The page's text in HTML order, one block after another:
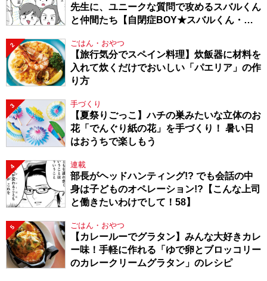
先生に、ユニークな質問で攻めるスバルくん
と仲間たち【自閉症BOY★スバルくん・
2 ごはん・おやつ
【旅行気分でスペイン料理】炊飯器に材料を
入れて炊くだけでおいしい「パエリア」の作
り方
3 手づくり
【夏祭りごっこ】ハチの巣みたいな立体のお
花「でんぐり紙の花」を手づくり！ 暑い日
はおうちで楽しもう
4 連載
部長がヘッドハンティング!? でも会話の中
身は子どものオペレーション!?【こんな上司
と働きたいわけでして！58】
5 ごはん・おやつ
【カレールーでグラタン】みんな大好きカレ
ー味！手軽に作れる「ゆで卵とブロッコリー
のカレークリームグラタン」のレシピ